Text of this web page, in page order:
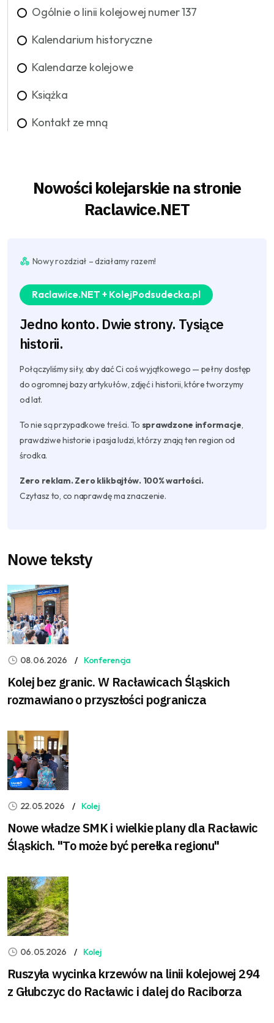
Ogólnie o linii kolejowej numer 137
Kalendarium historyczne
Kalendarze kolejowe
Książka
Kontakt ze mną
Nowości kolejarskie na stronie
Raclawice.NET
Nowy rozdział – działamy razem!
Raclawice.NET + KolejPodsudecka.pl
Jedno konto. Dwie strony. Tysiące
historii.
Połączyliśmy siły, aby dać Ci coś wyjątkowego — pełny dostęp
do ogromnej bazy artykułów, zdjęć i historii, które tworzymy
od lat.
To nie są przypadkowe treści. To sprawdzone informacje,
prawdziwe historie i pasja ludzi, którzy znają ten region od
środka.
Zero reklam. Zero klikbajtów. 100% wartości.
Czytasz to, co naprawdę ma znaczenie.
Nowe teksty
08.06.2026 Konferencja
Kolej bez granic. W Racławicach Śląskich
rozmawiano o przyszłości pogranicza
22.05.2026 Kolej
Nowe władze SMK i wielkie plany dla Racławic
Śląskich. "To może być perełka regionu"
06.05.2026 Kolej
Ruszyła wycinka krzewów na linii kolejowej 294
z Głubczyc do Racławic i dalej do Raciborza